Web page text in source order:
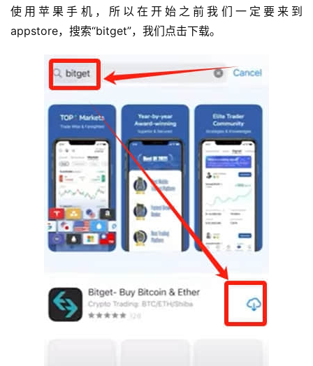
使用苹果手机，所以在开始之前我们一定要来到
appstore，搜索“bitget”，我们点击下载。